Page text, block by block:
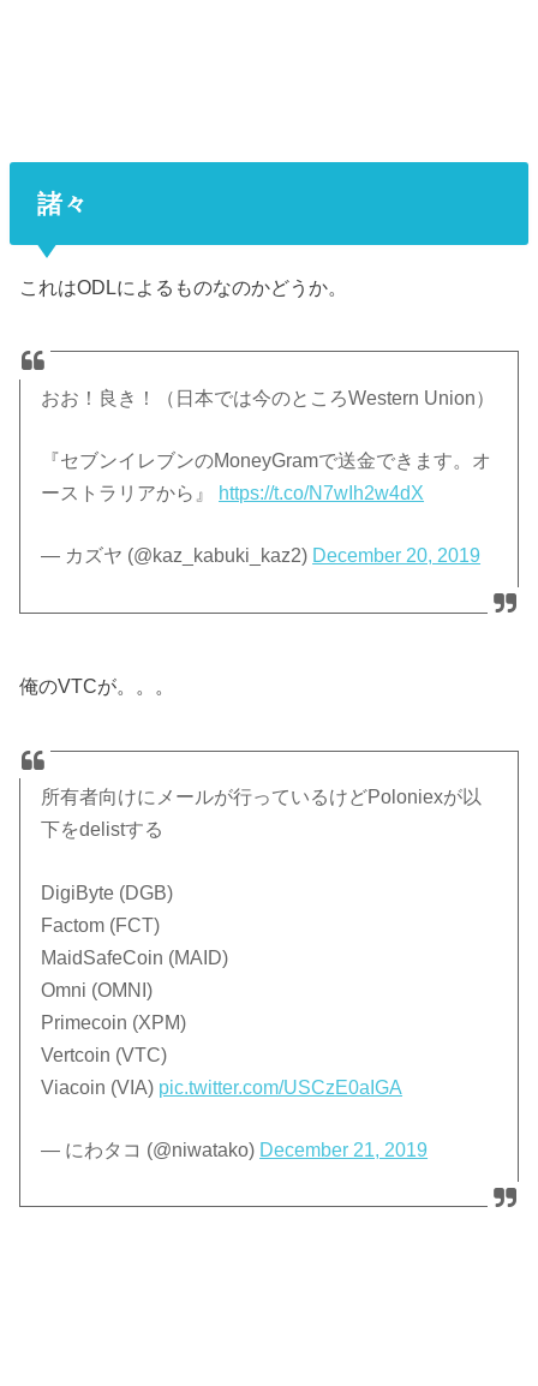
諸々
これはODLによるものなのかどうか。
おお！良き！（日本では今のところWestern Union）
『セブンイレブンのMoneyGramで送金できます。オ
ーストラリアから』
https://t.co/N7wIh2w4dX
— カズヤ (@kaz_kabuki_kaz2) December 20, 2019
俺のVTCが。。。
所有者向けにメールが行っているけどPoloniexが以
下をdelistする
DigiByte (DGB)
Factom (FCT)
MaidSafeCoin (MAID)
Omni (OMNI)
Primecoin (XPM)
Vertcoin (VTC)
Viacoin (VIA) pic.twitter.com/USCzE0aIGA
— にわタコ (@niwatako) December 21, 2019